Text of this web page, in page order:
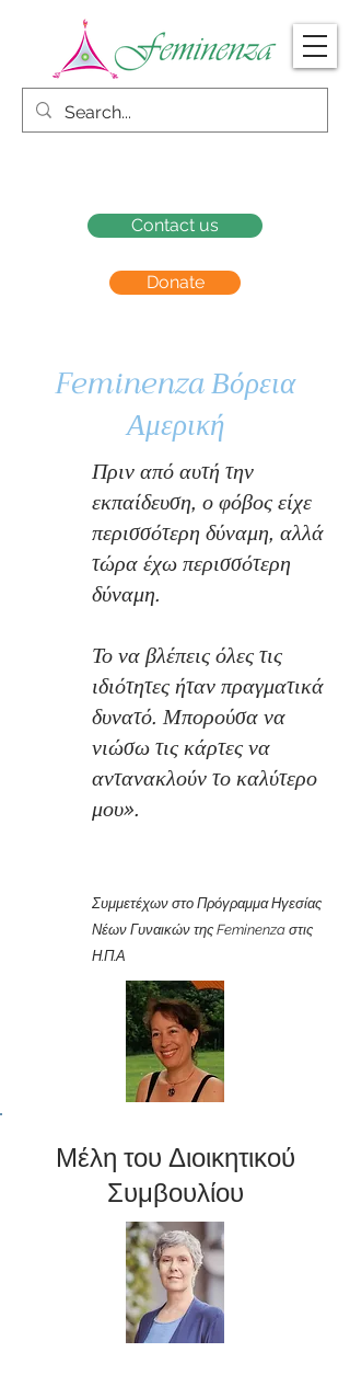
Donate
Contact us
Feminenza Βόρεια
Αμερική
Πριν από αυτή την
εκπαίδευση, ο φόβος είχε
περισσότερη δύναμη, αλλά
τώρα έχω περισσότερη
δύναμη.
Το να βλέπεις όλες τις
ιδιότητες ήταν πραγματικά
δυνατό. Μπορούσα να
νιώσω τις κάρτες να
αντανακλούν το καλύτερο
μου».
Συμμετέχων στο Πρόγραμμα Ηγεσίας
Νέων Γυναικών της Feminenza στις
Η.Π.Α
Μέλη του Διοικητικού
Συμβουλίου